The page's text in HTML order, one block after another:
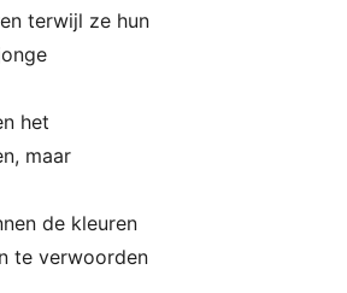
terwijl ze hun
het
maar
de kleuren
te verwoorden